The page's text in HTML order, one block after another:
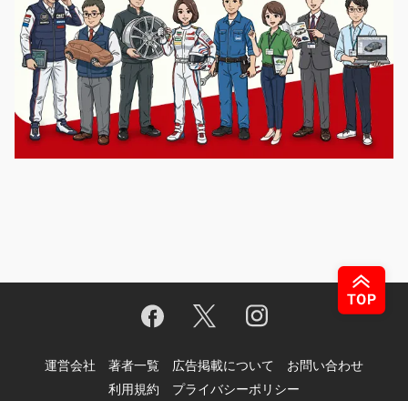
運営会社 著者一覧 広告掲載について
お問い合わせ
利用規約
プライバシーポリシー